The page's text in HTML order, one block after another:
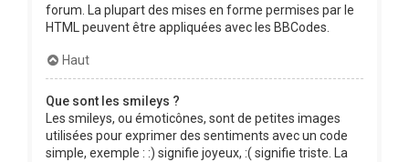
forum. La plupart des mises en forme permises par le
HTML peuvent être appliquées avec les BBCodes.
Haut
Que sont les smileys ?
Les smileys, ou émoticônes, sont de petites images
utilisées pour exprimer des sentiments avec un code
simple, exemple : :) signifie joyeux, :( signifie triste. La